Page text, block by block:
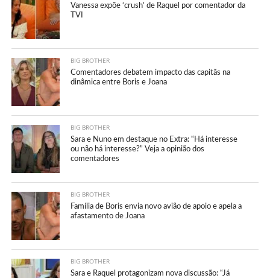
Vanessa expõe ‘crush’ de Raquel por comentador da
TVI
BIG BROTHER
Comentadores debatem impacto das capitãs na
dinâmica entre Boris e Joana
BIG BROTHER
Sara e Nuno em destaque no Extra: “Há interesse
ou não há interesse?” Veja a opinião dos
comentadores
BIG BROTHER
Família de Boris envia novo avião de apoio e apela a
afastamento de Joana
BIG BROTHER
Sara e Raquel protagonizam nova discussão: “Já